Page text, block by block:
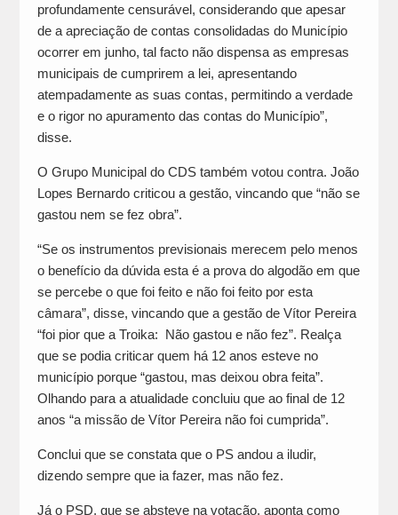
profundamente censurável, considerando que apesar
de a apreciação de contas consolidadas do Município
ocorrer em junho, tal facto não dispensa as empresas
municipais de cumprirem a lei, apresentando
atempadamente as suas contas, permitindo a verdade
e o rigor no apuramento das contas do Município”,
disse.
O Grupo Municipal do CDS também votou contra. João
Lopes Bernardo criticou a gestão, vincando que “não se
gastou nem se fez obra”.
“Se os instrumentos previsionais merecem pelo menos
o benefício da dúvida esta é a prova do algodão em que
se percebe o que foi feito e não foi feito por esta
câmara”, disse, vincando que a gestão de Vítor Pereira
“foi pior que a Troika: Não gastou e não fez”. Realça
que se podia criticar quem há 12 anos esteve no
município porque “gastou, mas deixou obra feita”.
Olhando para a atualidade concluiu que ao final de 12
anos “a missão de Vítor Pereira não foi cumprida”.
Conclui que se constata que o PS andou a iludir,
dizendo sempre que ia fazer, mas não fez.
Já o PSD, que se absteve na votação, aponta como